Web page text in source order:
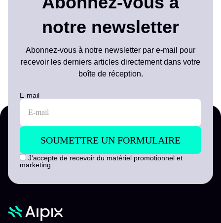
notre newsletter
Abonnez-vous à notre newsletter par e-mail pour
recevoir les derniers articles directement dans votre
boîte de réception.
E-mail
J'accepte de recevoir du matériel promotionnel et
marketing